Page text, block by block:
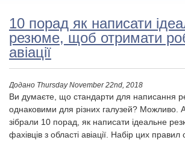
10 порад як написати
резюме, щоб отримати
авіації
Додано Thursday November 22nd, 2018
Ви думаєте, що стандарти для написання
однаковими для різних галузей? Можливо.
зібрали 10 порад, як написати ідеальне
фахівців з області авіації. Набір цих правил